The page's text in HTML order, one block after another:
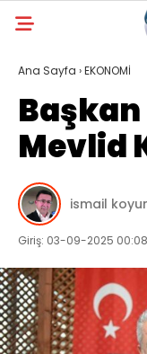
Ana Sayfa ›EKONOMİ
Mevlid
ismail
Giriş: 03-09-2025 00:08